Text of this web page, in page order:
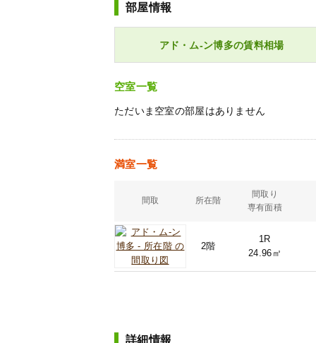
部屋情報
アド・ム-ン博多の賃料相場
空室一覧
ただいま空室の部屋はありません
満室一覧
間取 所在階
間取り
専有面積
2階
1R
24.96㎡
詳細情報